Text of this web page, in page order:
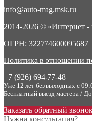
info@auto-mag.msk.ru
2014-2026 © «Интернет -
ОГРН: 322774600095687
Политика в отношении
+7 (926) 694-77-48
Уже 12 лет без выходных с
Бесплатный выезд мастера /
Заказать обратный звонок
Нужна консультация?